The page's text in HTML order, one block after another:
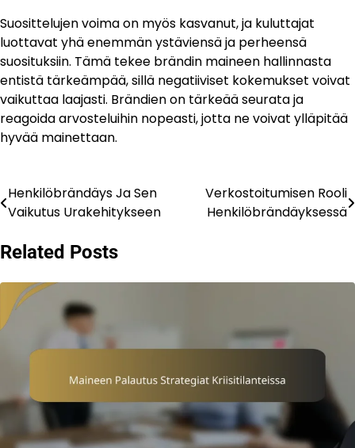
Suosittelujen voima on myös kasvanut, ja kuluttajat
luottavat yhä enemmän ystäviensä ja perheensä
suosituksiin. Tämä tekee brändin maineen hallinnasta
entistä tärkeämpää, sillä negatiiviset kokemukset voivat
vaikuttaa laajasti. Brändien on tärkeää seurata ja
reagoida arvosteluihin nopeasti, jotta ne voivat ylläpitää
hyvää mainettaan.
Post
Henkilöbrändäys Ja Sen
Vaikutus Urakehitykseen
Verkostoitumisen Rooli
Henkilöbrändäyksessä
Related Posts